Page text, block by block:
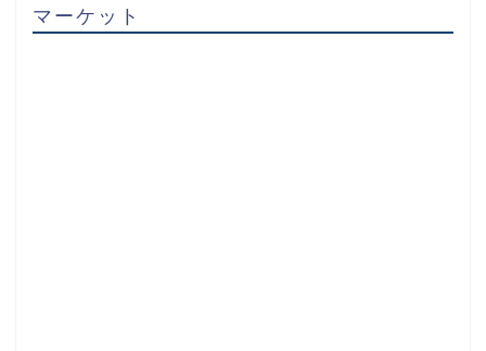
マーケット